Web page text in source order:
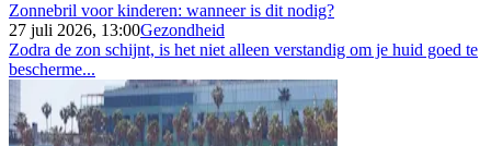
Zonnebril voor kinderen: wanneer is dit nodig?
27 juli 2026, 13:00Gezondheid
Zodra de zon schijnt, is het niet alleen verstandig om je huid goed te
bescherme...